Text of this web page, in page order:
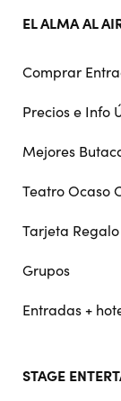
EL ALMA AL
Comprar
Precios e Info
Mejores
Teatro Ocaso
Tarjeta
Grupos
Entradas +
STAGE